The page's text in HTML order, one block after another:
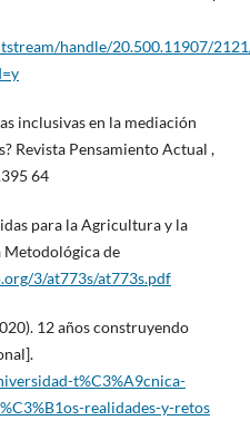
handle/20.500.11907/
inclusivas en la mediación
Revista Pensamiento Actual ,
64
para la Agricultura y la
Metodológica de
3/at773s/at773s.pdf
12 años construyendo
t%C3%A9cnica-
realidades-y-retos